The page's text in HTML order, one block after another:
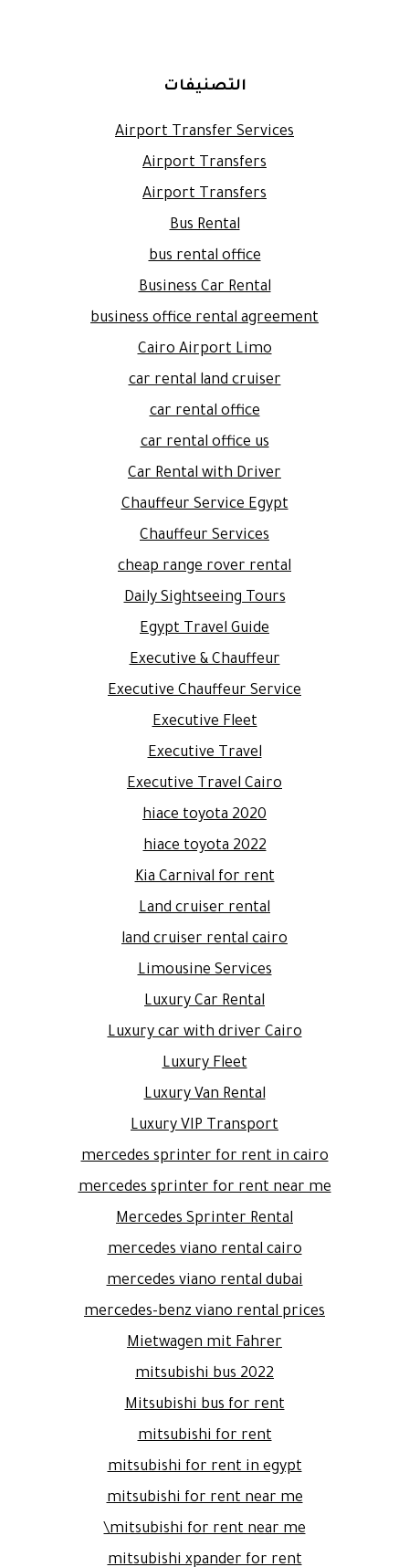
التصنيفات
Airport Transfer Services
Airport Transfers
Airport Transfers
Bus Rental
bus rental office
Business Car Rental
business office rental agreement
Cairo Airport Limo
car rental land cruiser
car rental office
car rental office us
Car Rental with Driver
Chauffeur Service Egypt
Chauffeur Services
cheap range rover rental
Daily Sightseeing Tours
Egypt Travel Guide
Executive & Chauffeur
Executive Chauffeur Service
Executive Fleet
Executive Travel
Executive Travel Cairo
hiace toyota 2020
hiace toyota 2022
Kia Carnival for rent
Land cruiser rental
land cruiser rental cairo
Limousine Services
Luxury Car Rental
Luxury car with driver Cairo
Luxury Fleet
Luxury Van Rental
Luxury VIP Transport
mercedes sprinter for rent in cairo
mercedes sprinter for rent near me
Mercedes Sprinter Rental
mercedes viano rental cairo
mercedes viano rental dubai
mercedes-benz viano rental prices
Mietwagen mit Fahrer
mitsubishi bus 2022
Mitsubishi bus for rent
mitsubishi for rent
mitsubishi for rent in egypt
mitsubishi for rent near me
mitsubishi for rent near me\
mitsubishi xpander for rent